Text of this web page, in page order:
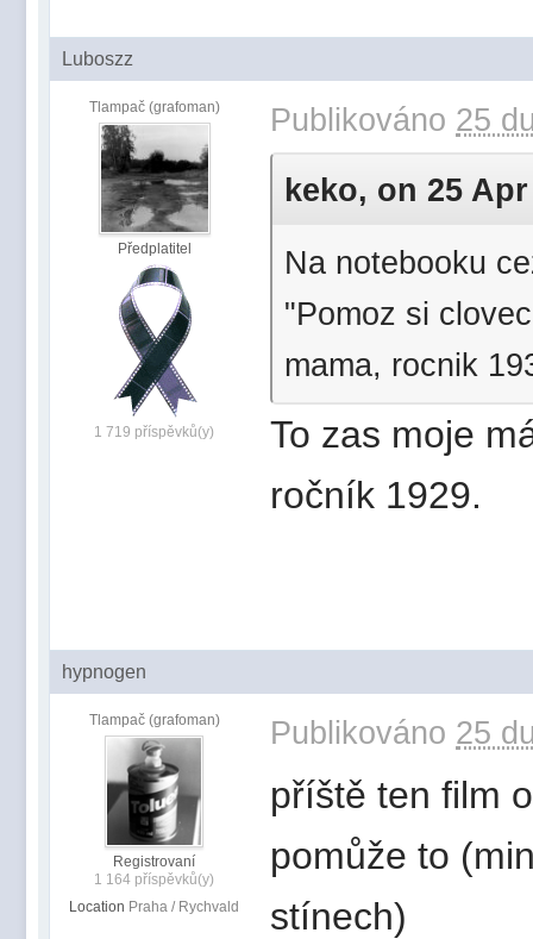
Luboszz
Tlampač (grafoman)
Předplatitel
1 719 příspěvků(y)
Publikováno 25
keko, on 25
Na notebooku
"Pomoz si
mama, rocnik
To zas moje
ročník 1929.
hypnogen
Tlampač (grafoman)
Registrovaní
1 164 příspěvků(y)
Location Praha / Rychvald
Publikováno 25
příště ten film
pomůže to
stínech)